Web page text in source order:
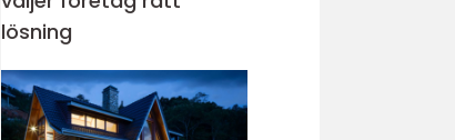
lösning